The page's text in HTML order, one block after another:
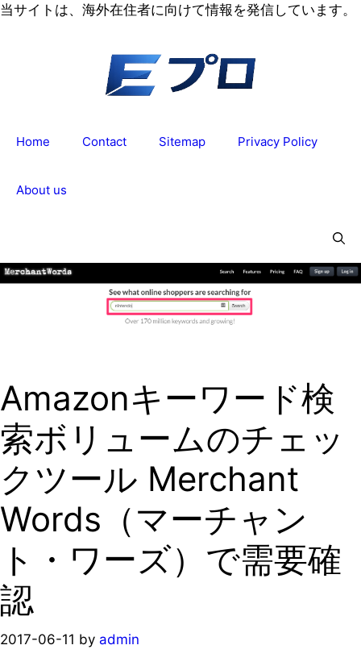
コ
当サイトは、海外在住者に向けて情報を発信しています。
Home Contact Sitemap Privacy Policy
About us
Amazonキーワード検
索ボリュームのチェッ
クツール Merchant
Words（マーチャン
ト・ワーズ）で需要確
認
2017-06-11 by admin